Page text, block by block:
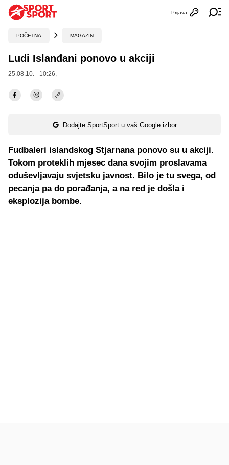
Otvori
Prijava
POČETNA MAGAZIN
Ludi Islanđani ponovo u akciji
25.08.10. - 10:26,
Dodajte SportSport u vaš Google izbor
Fudbaleri islandskog Stjarnana ponovo su u akciji.
Tokom proteklih mjesec dana svojim proslavama
oduševljavaju svjetsku javnost. Bilo je tu svega, od
pecanja pa do porađanja, a na red je došla i
eksplozija bombe.